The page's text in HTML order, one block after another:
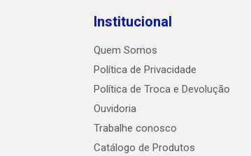
Institucional
Quem Somos
Política de Privacidade
Política de Troca e Devolução
Ouvidoria
Trabalhe conosco
Catálogo de Produtos